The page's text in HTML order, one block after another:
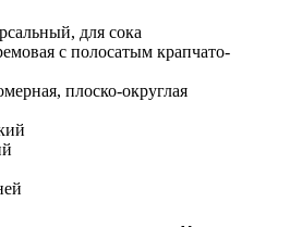
для сока
с полосатым крапчато-
плоско-округлая